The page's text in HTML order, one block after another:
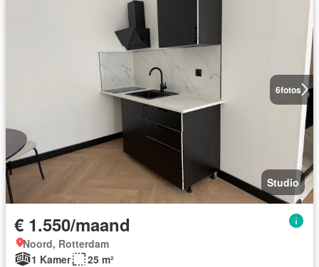
6fotos
Studio
€ 1.550/maand
Noord, Rotterdam
1 Kamer
25 m²